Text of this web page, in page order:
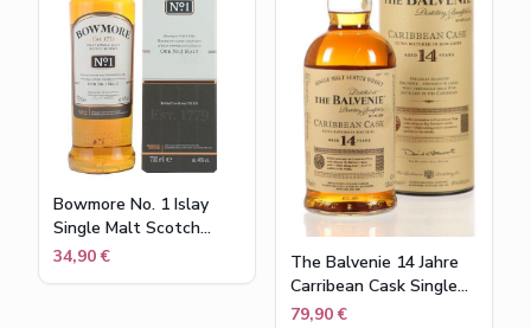
Bowmore No. 1 Islay
Single Malt Scotch
Whisky in
34,90 €
The Balvenie 14 Jahre
Carribean Cask Single
Malt Scotch Whisky
79,90 €